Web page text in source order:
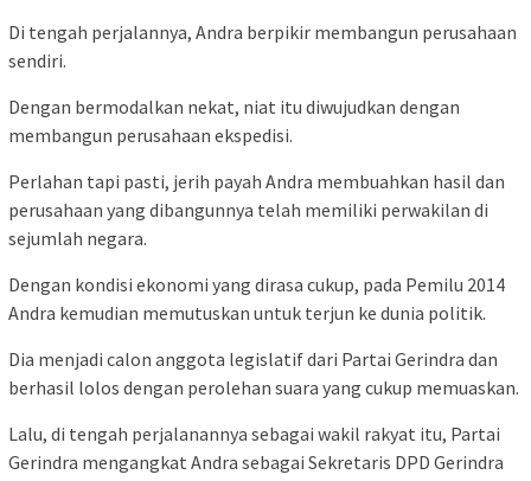
Di tengah perjalannya, Andra berpikir membangun perusahaan
sendiri.
Dengan bermodalkan nekat, niat itu diwujudkan dengan
membangun perusahaan ekspedisi.
Perlahan tapi pasti, jerih payah Andra membuahkan hasil dan
perusahaan yang dibangunnya telah memiliki perwakilan di
sejumlah negara.
Dengan kondisi ekonomi yang dirasa cukup, pada Pemilu 2014
Andra kemudian memutuskan untuk terjun ke dunia politik.
Dia menjadi calon anggota legislatif dari Partai Gerindra dan
berhasil lolos dengan perolehan suara yang cukup memuaskan.
Lalu, di tengah perjalanannya sebagai wakil rakyat itu, Partai
Gerindra mengangkat Andra sebagai Sekretaris DPD Gerindra